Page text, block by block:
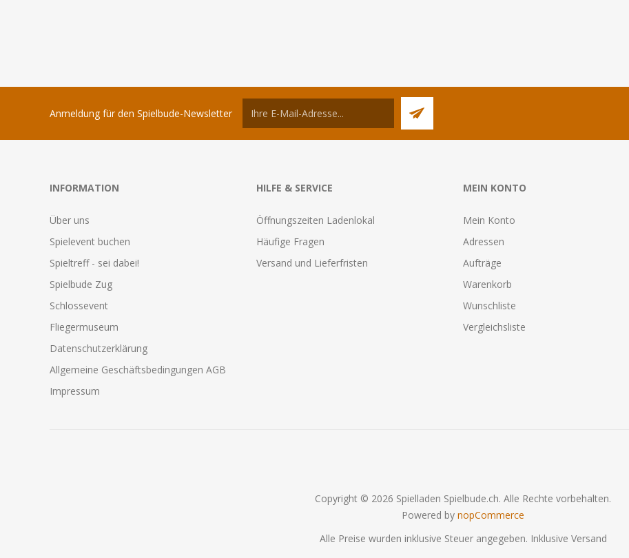
Anmeldung für den Spielbude-Newsletter
INFORMATION
Über uns
Spielevent buchen
Spieltreff - sei dabei!
Spielbude Zug
Schlossevent
Fliegermuseum
Datenschutzerklärung
Allgemeine Geschäftsbedingungen AGB
Impressum
HILFE & SERVICE
Öffnungszeiten Ladenlokal
Häufige Fragen
Versand und Lieferfristen
MEIN KONTO
Mein Konto
Adressen
Aufträge
Warenkorb
Wunschliste
Vergleichsliste
Copyright © 2026 Spielladen Spielbude.ch. Alle Rechte vorbehalten.
Powered by nopCommerce
Alle Preise wurden inklusive Steuer angegeben. Inklusive Versand